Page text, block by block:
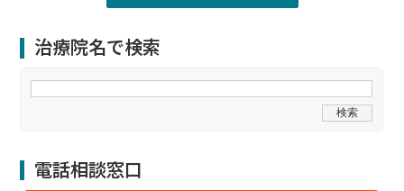
治療院名で検索
電話相談窓口